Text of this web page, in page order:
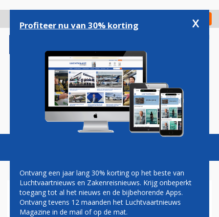
gaan
Check in
Magazine Podcasts Vacatures
JAARVERGADERING
Profiteer nu van 30% korting x
Ontvang een jaar lang 30% korting op het beste van
Luchtvaartnieuws en Zakenreisnieuws. Krijg onbeperkt
toegang tot al het nieuws en de bijbehorende Apps.
Ontvang tevens 12 maanden het Luchtvaartnieuws
Magazine in de mail of op de mat.